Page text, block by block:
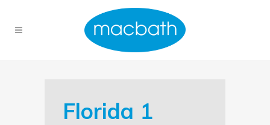
Florida 1